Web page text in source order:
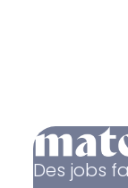
Des jobs